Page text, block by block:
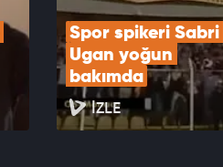
Spor spikeri Sabri
Ugan yoğun
bakımda
İZLE